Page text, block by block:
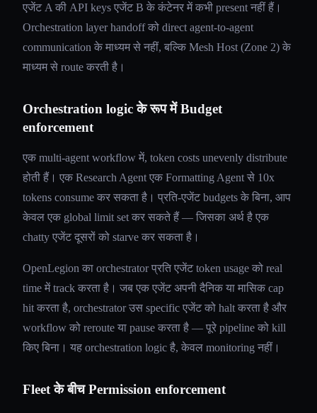
एजेंट A की API keys एजेंट B के कंटेनर में कभी present नहीं हैं।
Orchestration layer handoff को direct agent-to-agent
communication के माध्यम से नहीं, बल्कि Mesh Host (Zone 2) के
माध्यम से route करती है।
Orchestration logic के रूप में Budget
enforcement
एक multi-agent workflow में, token costs unevenly distribute
होती हैं। एक Research Agent एक Formatting Agent से 10x
tokens consume कर सकता है। प्रति-एजेंट budgets के बिना, आप
केवल एक global limit set कर सकते हैं — जिसका अर्थ है एक
chatty एजेंट दूसरों को starve कर सकता है।
OpenLegion का orchestrator प्रति एजेंट token usage को real
time में track करता है। जब एक एजेंट अपनी दैनिक या मासिक cap
hit करता है, orchestrator उस specific एजेंट को halt करता है और
workflow को reroute या pause करता है — पूरे pipeline को kill
किए बिना। यह orchestration logic है, केवल monitoring नहीं।
Fleet के बीच Permission enforcement